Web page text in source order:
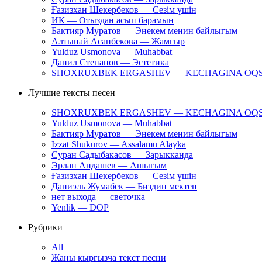
Ғазизхан Шекербеков — Сезім үшін
ИК — Отыздан асып барамын
Бактияр Муратов — Энекем менин байлыгым
Алтынай Асанбекова — Жамгыр
Yulduz Usmonova — Muhabbat
Данил Степанов — Эстетика
SHOXRUXBEK ERGASHEV — KECHAGINA
Лучшие тексты песен
SHOXRUXBEK ERGASHEV — KECHAGINA
Yulduz Usmonova — Muhabbat
Бактияр Муратов — Энекем менин байлыгым
Izzat Shukurov — Assalamu Alayka
Суран Садыбакасов — Зарыкканда
Эрлан Андашев — Ашыгым
Ғазизхан Шекербеков — Сезім үшін
Даниэль Жумабек — Биздин мектеп
нет выхода — светочка
Yenlik — DOP
Рубрики
All
Жаны кыргызча текст песни